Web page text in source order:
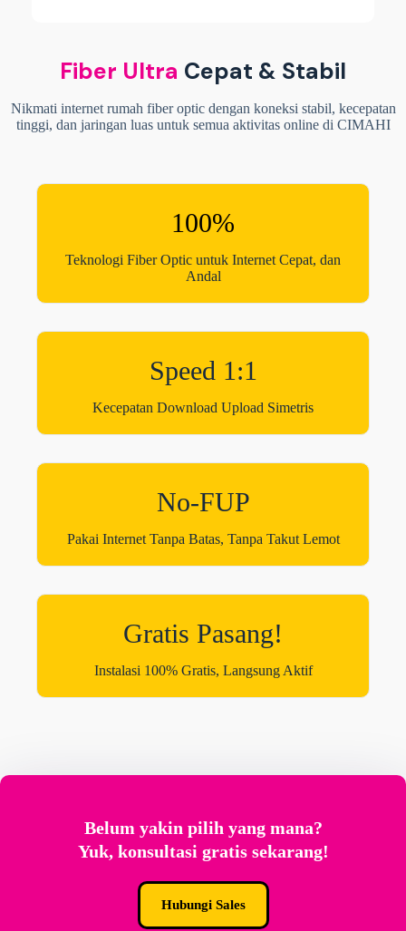
Fiber Ultra Cepat & Stabil
Nikmati internet rumah fiber optic dengan koneksi stabil, kecepatan
tinggi, dan jaringan luas untuk semua aktivitas online di CIMAHI
100%
Teknologi Fiber Optic untuk Internet Cepat, dan
Andal
Speed 1:1
Kecepatan Download Upload Simetris
No-FUP
Pakai Internet Tanpa Batas, Tanpa Takut Lemot
Gratis Pasang!
Instalasi 100% Gratis, Langsung Aktif
Belum yakin pilih yang mana?
Yuk, konsultasi gratis sekarang!
Hubungi Sales